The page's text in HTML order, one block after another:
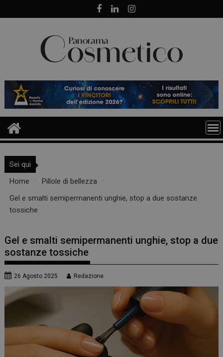
to
Sei qui
Home
Pillole di bellezza
Gel e smalti semipermanenti unghie, stop a due sostanze
tossiche
Gel e smalti semipermanenti unghie, stop a due
sostanze tossiche
26 Agosto 2025 Redazione